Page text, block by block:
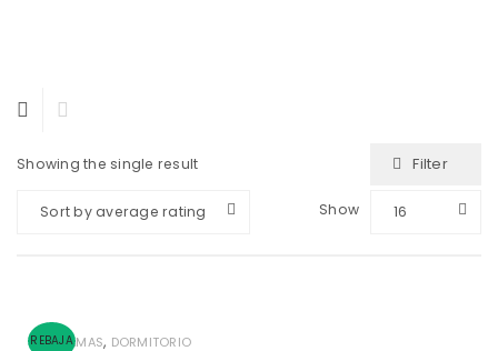
Showing the single result Filter
Sort by average rating Show 16
REBAJACAMAS, DORMITORIO